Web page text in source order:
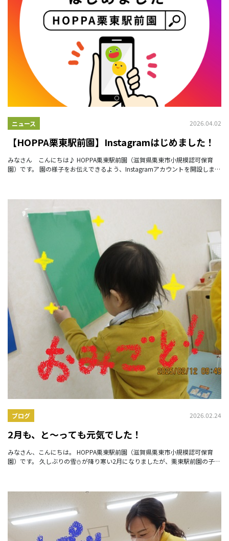
ニュース 2026.04.02
【HOPPA栗東駅前園】Instagramはじめました！
みなさん こんにちは♪ HOPPA栗東駅前園（滋賀県栗東市小規模認可保育
園）です。 園の様子をお伝えできるよう、Instagramアカウントを開設しまし
ブログ 2026.02.24
2月も、と～っても元気でした！
みなさん、こんにちは。 HOPPA栗東駅前園（滋賀県栗東市小規模認可保育
園）です。 久しぶりの雪⛄が降り寒い2月になりましたが、栗東駅前園の子ど